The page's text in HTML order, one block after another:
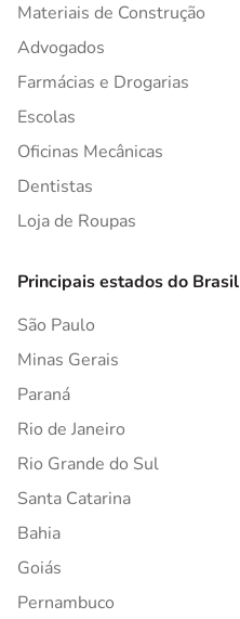
Materiais de Construção
Advogados
Farmácias e Drogarias
Escolas
Oficinas Mecânicas
Dentistas
Loja de Roupas
Principais estados do Brasil
São Paulo
Minas Gerais
Paraná
Rio de Janeiro
Rio Grande do Sul
Santa Catarina
Bahia
Goiás
Pernambuco